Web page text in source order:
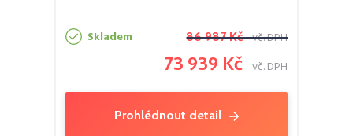
Skladem 86 987 Kč vč. DPH
73 939 Kč vč. DPH
Prohlédnout detail